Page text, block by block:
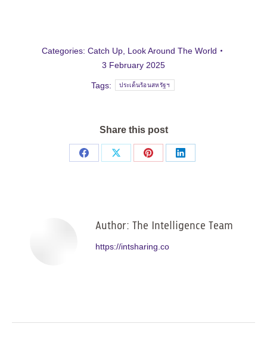
Categories: Catch Up, Look Around The World
3 February 2025
Tags: ประเด็นร้อนสหรัฐฯ
Share this post
Share
Share
Share
Share
Author: The Intelligence Team
https://intsharing.co